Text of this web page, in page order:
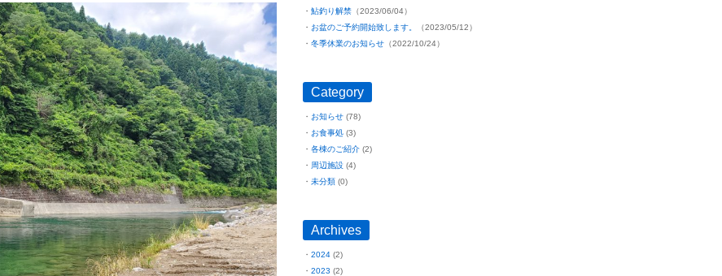
鮎釣り解禁（2023/06/04）
お盆のご予約開始致します。
（2023/05/12）
冬季休業のお知らせ（2022/10/24）
Category
お知らせ(78)
お食事処(3)
各棟のご紹介(2)
周辺施設(4)
未分類(0)
Archives
2024(2)
2023 (2)